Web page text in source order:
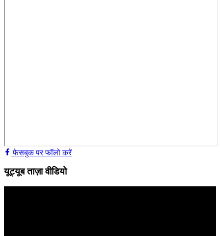
फेसबुक पर फॉलो करें
यूट्यूब ताज़ा वीडियो